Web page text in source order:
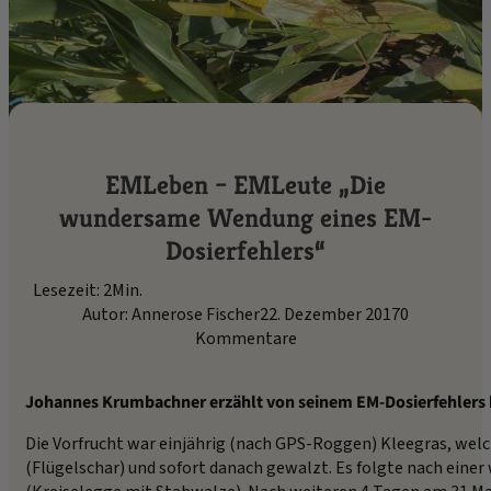
EMLeben – EMLeute „Die
wundersame Wendung eines EM-
Dosierfehlers“
Lesezeit: 2Min.
Autor: Annerose Fischer22. Dezember 20170
Kommentare
Johannes Krumbachner erzählt von seinem EM-Dosierfehlers
Die Vorfrucht war einjährig (nach GPS-Roggen) Kleegras,
(Flügelschar) und sofort danach gewalzt. Es folgte nach